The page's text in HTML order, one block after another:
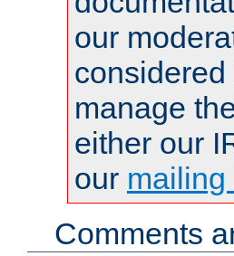
our
manage
either our
our mailing
Comments